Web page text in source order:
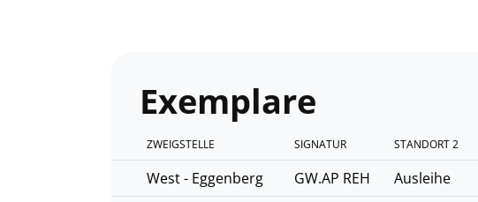
Exemplare
ZWEIGSTELLE SIGNATUR STANDORT 2
West - Eggenberg GW.AP REH Ausleihe